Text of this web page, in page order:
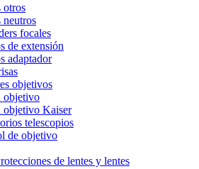
otros
neutros
focales
de extensión
adaptador
objetivos
objetivo
objetivo Kaiser
telescopios
de objetivo
de lentes y lentes